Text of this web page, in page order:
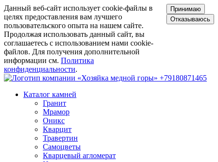
Данный веб-сайт использует cookie-файлы в
целях предоставления вам лучшего
пользовательского опыта на нашем сайте.
Продолжая использовать данный сайт, вы
соглашаетесь с использованием нами cookie-
файлов. Для получения дополнительной
информации см. Политика
конфиденциальности.
Принимаю
Отказываюсь
+79180871465
Каталог камней
Гранит
Мрамор
Оникс
Кварцит
Травертин
Самоцветы
Кварцевый агломерат